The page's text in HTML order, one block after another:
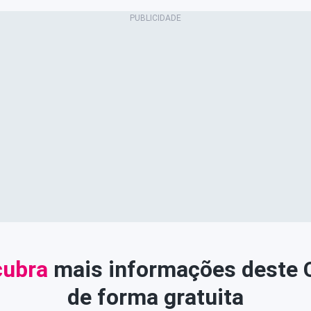
mais informações deste
de forma gratuita